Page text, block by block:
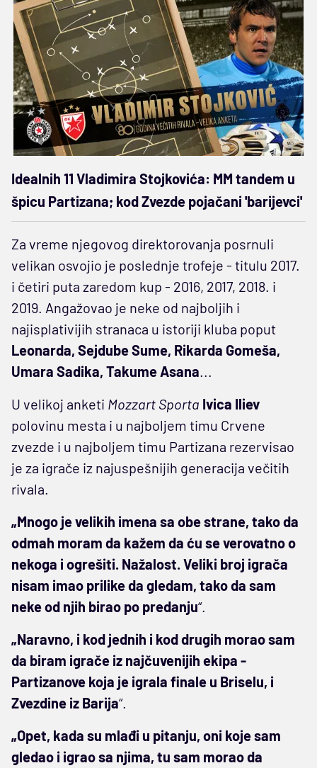
Idealnih 11 Vladimira Stojkovića: MM tandem u
špicu Partizana; kod Zvezde pojačani 'barijevci'
Za vreme njegovog direktorovanja posrnuli
velikan osvojio je poslednje trofeje - titulu 2017.
i četiri puta zaredom kup - 2016, 2017, 2018. i
2019. Angažovao je neke od najboljih i
najisplativijih stranaca u istoriji kluba poput
Leonarda, Sejdube Sume, Rikarda Gomeša,
Umara Sadika, Takume Asana
U velikoj anketi Mozzart Sporta Ivica Iliev
polovinu mesta i u najboljem timu Crvene
zvezde i u najboljem timu Partizana rezervisao
je za igrače iz najuspešnijih generacija večitih
rivala.
„Mnogo je velikih imena sa obe strane, tako da
odmah moram da kažem da ću se verovatno o
nekoga i ogrešiti. Nažalost. Veliki broj igrača
nisam imao prilike da gledam, tako da sam
neke od njih birao po predanju“.
„Naravno, i kod jednih i kod drugih morao sam
da biram igrače iz najčuvenijih ekipa -
Partizanove koja je igrala finale u Briselu, i
Zvezdine iz Barija“.
„Opet, kada su mlađi u pitanju, oni koje sam
gledao i igrao sa njima, tu sam morao da